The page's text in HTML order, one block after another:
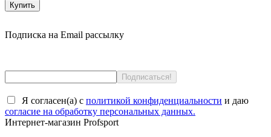
Купить
Подписка на Email рассылку
Я согласен(a) с политикой конфиденциальности и даю
согласие на обработку персональных данных.
Интернет-магазин Profsport